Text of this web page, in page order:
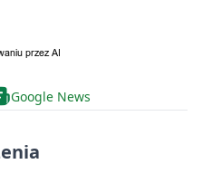
Google News